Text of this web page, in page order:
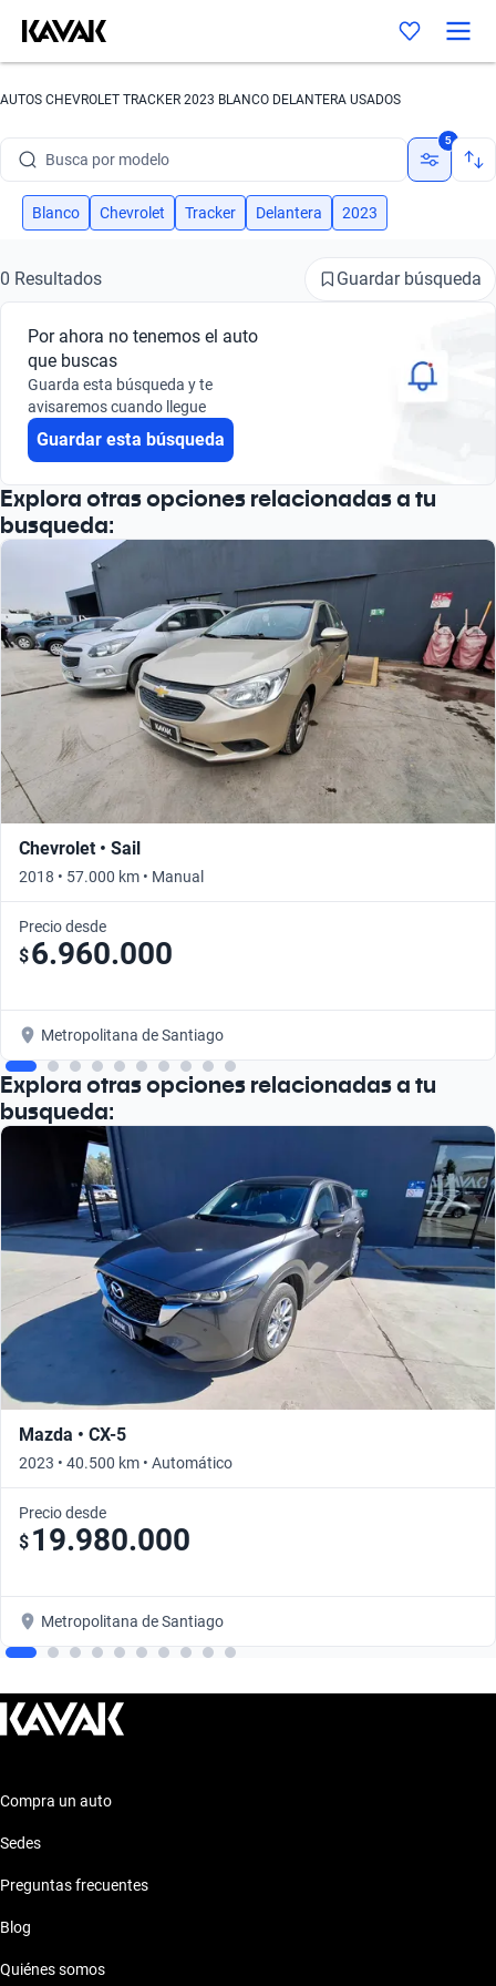
AUTOS CHEVROLET TRACKER 2023 BLANCO DELANTERA USADOS
Busca por modelo
Busca por versión
Busca por marca
Busca por modelo
Busca por versión
5
Blanco Chevrolet Tracker Delantera 2023
0 Resultados Guardar búsqueda
Por ahora no tenemos el auto
que buscas
Guarda esta búsqueda y te
avisaremos cuando llegue
Guardar esta búsqueda
Explora otras opciones relacionadas a tu
busqueda:
Chevrolet • Sail
2018 • 57.000 km • Manual
Precio desde
$6.960.000
Metropolitana de Santiago
Explora otras opciones relacionadas a tu
busqueda:
Mazda • CX-5
2023 • 40.500 km • Automático
Precio desde
$ 19.980.000
Metropolitana de Santiago
Compra un auto
Sedes
Preguntas frecuentes
Blog
Quiénes somos